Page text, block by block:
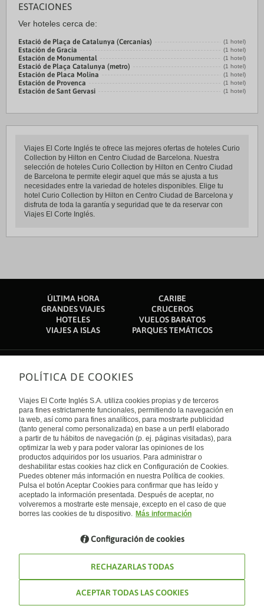
ESTACIONES
Ver hoteles cerca de:
Estació de Plaça de Catalunya (Cercanias) (1 hotel)
Estación de Gracia (1 hotel)
Estación de Monumental (1 hotel)
Estació de Plaça Catalunya (metro) (1 hotel)
Estación de Placa Molina (1 hotel)
Estación de Provenca (1 hotel)
Estación de Sant Gervasi (1 hotel)
Viajes El Corte Inglés te ofrece las mejores ofertas de hoteles Curio
Collection by Hilton en Centro Ciudad de Barcelona. Nuestra
selección de hoteles Curio Collection by Hilton en Centro Ciudad
de Barcelona te permite elegir aquel que más se ajusta a tus
necesidades entre la variedad de hoteles disponibles. Elige tu
hotel Curio Collection by Hilton en Centro Ciudad de Barcelona y
disfruta de toda la garantía y seguridad que te da reservar con
Viajes El Corte Inglés.
ÚLTIMA HORA
CARIBE
GRANDES VIAJES
CRUCEROS
HOTELES
VUELOS BARATOS
VIAJES A ISLAS
PARQUES TEMÁTICOS
Sobre nosotros
Quiénes somos
Financiación
Sostenibilidad
Turismo accesible
Tarjeta El Corte Inglés
Trabaja con nosotros
El Corte Inglés
Canal Ético
Enlaces de interés
Guías de viaje
Catálogos
Auto check-in
Condiciones Generales
Política de privacidad
Política de cookies
Accesibilidad
Empresas/ Grupos
Internacional
España
Visita nuestro blog
Blog de Viajes el Corte inglés
POLÍTICA DE COOKIES
Viajes El Corte Inglés S.A. utiliza cookies propias y de terceros
para fines estrictamente funcionales, permitiendo la navegación en
la web, así como para fines analíticos, para mostrarte publicidad
(tanto general como personalizada) en base a un perfil elaborado
a partir de tu hábitos de navegación (p. ej. páginas visitadas), para
optimizar la web y para poder valorar las opiniones de los
productos adquiridos por los usuarios. Para administrar o
deshabilitar estas cookies haz click en Configuración de Cookies.
Puedes obtener más información en nuestra Política de cookies.
Pulsa el botón Aceptar Cookies para confirmar que has leído y
aceptado la información presentada. Después de aceptar, no
volveremos a mostrarte este mensaje, excepto en el caso de que
borres las cookies de tu dispositivo. Más información
Configuración de cookies
RECHAZARLAS TODAS
ACEPTAR TODAS LAS COOKIES